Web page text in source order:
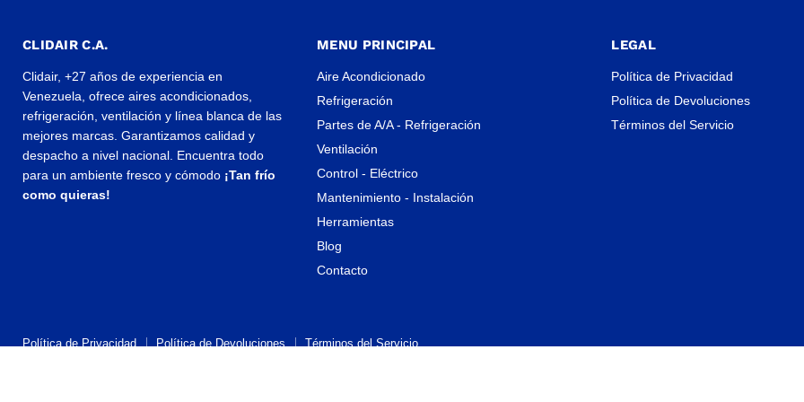
CLIDAIR C.A.
Clidair, +27 años de experiencia en
Venezuela, ofrece aires acondicionados,
refrigeración, ventilación y línea blanca de las
mejores marcas. Garantizamos calidad y
despacho a nivel nacional. Encuentra todo
para un ambiente fresco y cómodo ¡Tan frío
como quieras!
MENU PRINCIPAL
Aire Acondicionado
Refrigeración
Partes de A/A - Refrigeración
Ventilación
Control - Eléctrico
Mantenimiento - Instalación
Herramientas
Blog
Contacto
LEGAL
Política de Privacidad
Política de Devoluciones
Términos del Servicio
Política de Privacidad Política de Devoluciones Términos del Servicio